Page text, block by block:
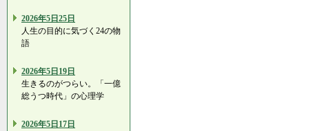
2026年5日25日
人生の目的に気づく24の物
語
2026年5日19日
生きるのがつらい。「一億
総うつ時代」の心理学
2026年5日17日